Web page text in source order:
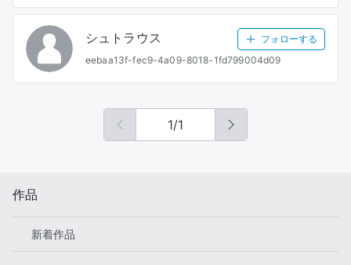
シュトラウス
フォローする
eebaa13f-fec9-4a09-8018-1fd799004d09
1/1
作品
新着作品